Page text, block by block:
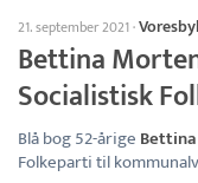
21. september 2021·
Bettina
Socialistisk
Blå bog 52-årige
Folkeparti til